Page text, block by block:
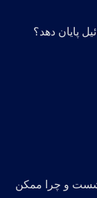
پایان دهد؟
نشست و چرا ممکن